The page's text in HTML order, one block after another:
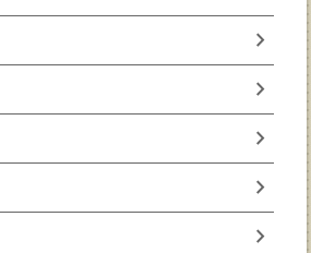
chevron_right
chevron_right
chevron_right
chevron_right
chevron_right